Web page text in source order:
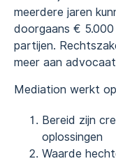
meerdere jaren
doorgaans €
partijen.
meer aan
Mediation werkt
Bereid zijn
oplossingen
Waarde